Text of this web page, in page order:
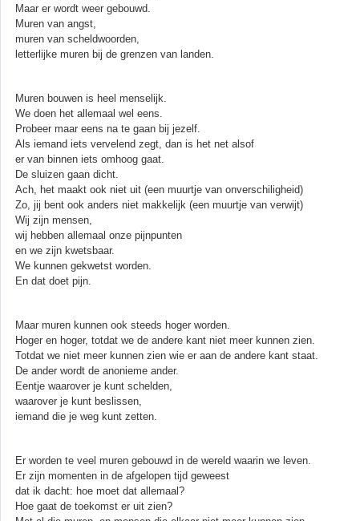
Maar er wordt weer gebouwd.
Muren van angst,
muren van scheldwoorden,
letterlijke muren bij de grenzen van landen.
Muren bouwen is heel menselijk.
We doen het allemaal wel eens.
Probeer maar eens na te gaan bij jezelf.
Als iemand iets vervelend zegt, dan is het net alsof
er van binnen iets omhoog gaat.
De sluizen gaan dicht.
Ach, het maakt ook niet uit (een muurtje van onverschiligheid)
Zo, jij bent ook anders niet makkelijk (een muurtje van verwijt)
Wij zijn mensen,
wij hebben allemaal onze pijnpunten
en we zijn kwetsbaar.
We kunnen gekwetst worden.
En dat doet pijn.
Maar muren kunnen ook steeds hoger worden.
Hoger en hoger, totdat we de andere kant niet meer kunnen zien.
Totdat we niet meer kunnen zien wie er aan de andere kant staat.
De ander wordt de anonieme ander.
Eentje waarover je kunt schelden,
waarover je kunt beslissen,
iemand die je weg kunt zetten.
Er worden te veel muren gebouwd in de wereld waarin we leven.
Er zijn momenten in de afgelopen tijd geweest
dat ik dacht: hoe moet dat allemaal?
Hoe gaat de toekomst er uit zien?